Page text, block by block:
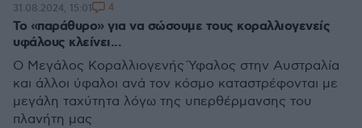
Το «παράθυρο» για να σώσουμε τους κοραλλιογενείς
υφάλους κλείνει...
Ο Μεγάλος Κοραλλιογενής Ύφαλος στην Αυστραλία
και άλλοι ύφαλοι ανά τον κόσμο καταστρέφονται με
μεγάλη ταχύτητα λόγω της υπερθέρμανσης του
πλανήτη μας
31.08.2024, 15:01 4